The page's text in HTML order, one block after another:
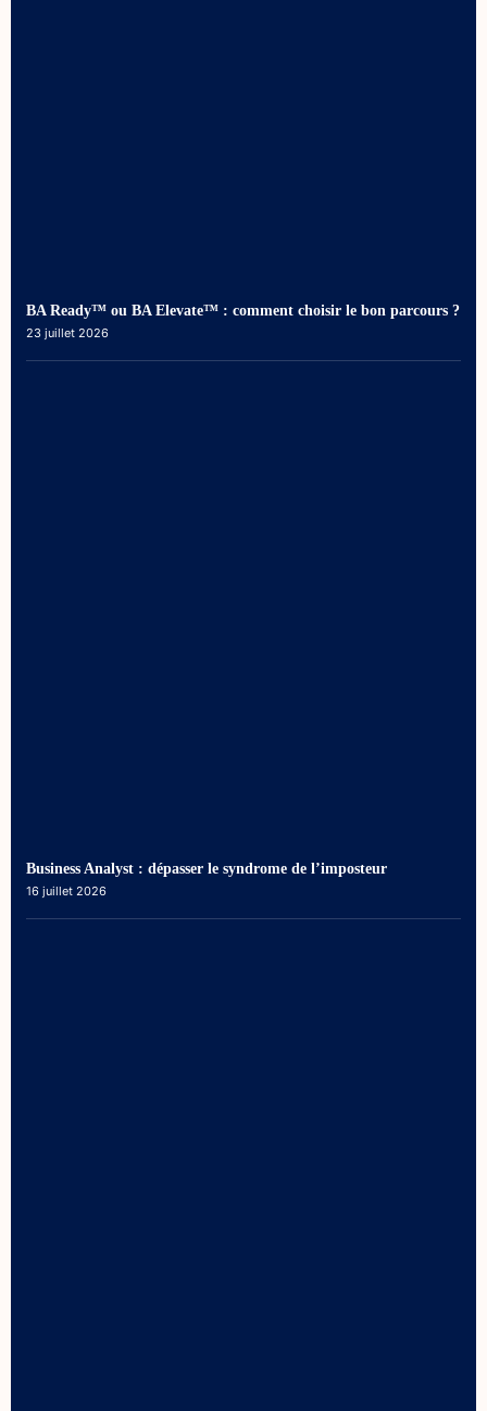
BA Ready™ ou BA Elevate™ : comment choisir le bon parcours ?
23 juillet 2026
Business Analyst : dépasser le syndrome de l’imposteur
16 juillet 2026